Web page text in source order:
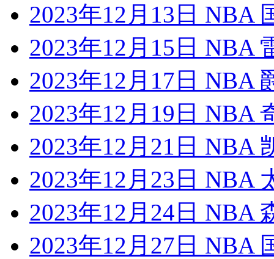
2023年12月13日 NBA
2023年12月15日 NBA
2023年12月17日 NBA
2023年12月19日 NBA
2023年12月21日 NBA
2023年12月23日 NBA
2023年12月24日 NBA
2023年12月27日 NBA